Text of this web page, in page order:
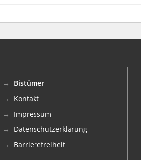
Bistümer
Kontakt
Impressum
Datenschutzerklärung
Barrierefreiheit